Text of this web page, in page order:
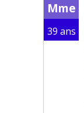
Mme
39 ans